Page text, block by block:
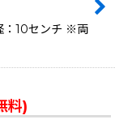
：10センチ ※両
料)